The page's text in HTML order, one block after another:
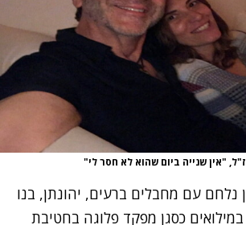
"אין שנייה ביום שהוא לא חסר לי"
עם מחבלים ברעים, יהונתן, בנו
כסגן מפקד פלוגה בחטיבת